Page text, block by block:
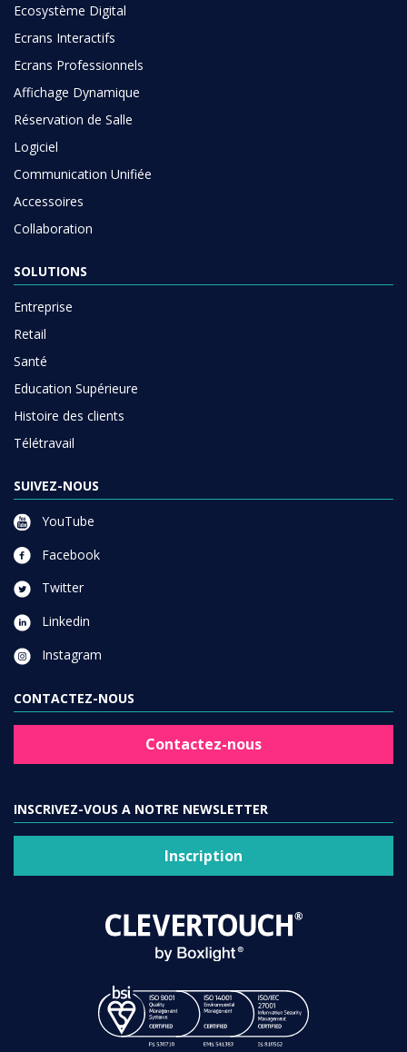
Ecosystème Digital
Ecrans Interactifs
Ecrans Professionnels
Affichage Dynamique
Réservation de Salle
Logiciel
Communication Unifiée
Accessoires
Collaboration
SOLUTIONS
Entreprise
Retail
Santé
Education Supérieure
Histoire des clients
Télétravail
SUIVEZ-NOUS
YouTube
Facebook
Twitter
Linkedin
Instagram
CONTACTEZ-NOUS
Contactez-nous
INSCRIVEZ-VOUS A NOTRE NEWSLETTER
Inscription